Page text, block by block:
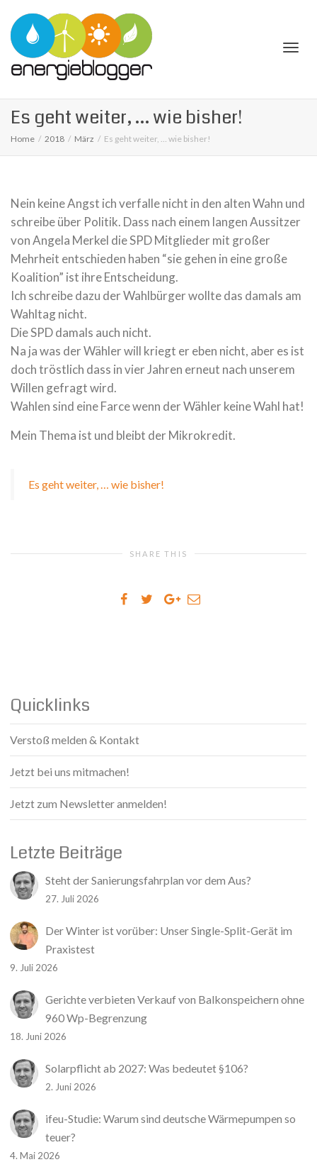
Es geht weiter, … wie bisher!
Home 2018 März Es geht weiter, … wie bisher!
Nein keine Angst ich verfalle nicht in den alten Wahn und
schreibe über Politik. Dass nach einem langen Aussitzer
von Angela Merkel die SPD Mitglieder mit großer
Mehrheit entschieden haben “sie gehen in eine große
Koalition” ist ihre Entscheidung.
Ich schreibe dazu der Wahlbürger wollte das damals am
Wahltag nicht.
Die SPD damals auch nicht.
Na ja was der Wähler will kriegt er eben nicht, aber es ist
doch tröstlich dass in vier Jahren erneut nach unserem
Willen gefragt wird.
Wahlen sind eine Farce wenn der Wähler keine Wahl hat!
Mein Thema ist und bleibt der Mikrokredit.
Es geht weiter, … wie bisher!
SHARE THIS
Quicklinks
Verstoß melden & Kontakt
Jetzt bei uns mitmachen!
Jetzt zum Newsletter anmelden!
Letzte Beiträge
Steht der Sanierungsfahrplan vor dem Aus?
27. Juli 2026
Der Winter ist vorüber: Unser Single-Split-Gerät im
Praxistest
9. Juli 2026
Gerichte verbieten Verkauf von Balkonspeichern ohne
960 Wp-Begrenzung
18. Juni 2026
Solarpflicht ab 2027: Was bedeutet §106?
2. Juni 2026
ifeu-Studie: Warum sind deutsche Wärmepumpen so
teuer?
4. Mai 2026